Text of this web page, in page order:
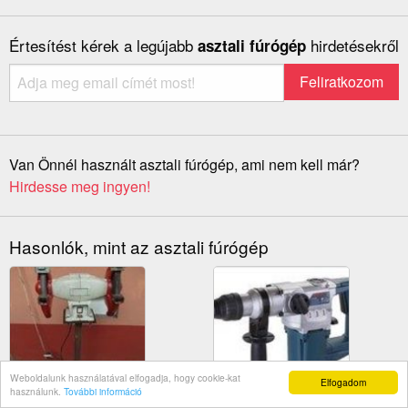
Elfogadom
Weboldalunk használatával elfogadja, hogy cookie-kat
használunk. További információ
Értesítést kérek a legújabb asztali fúrógép hirdetésekről
Van Önnél használt asztali fúrógép, ami nem kell már?
Hirdesse meg ingyen!
Hasonlók, mint az asztali fúrógép